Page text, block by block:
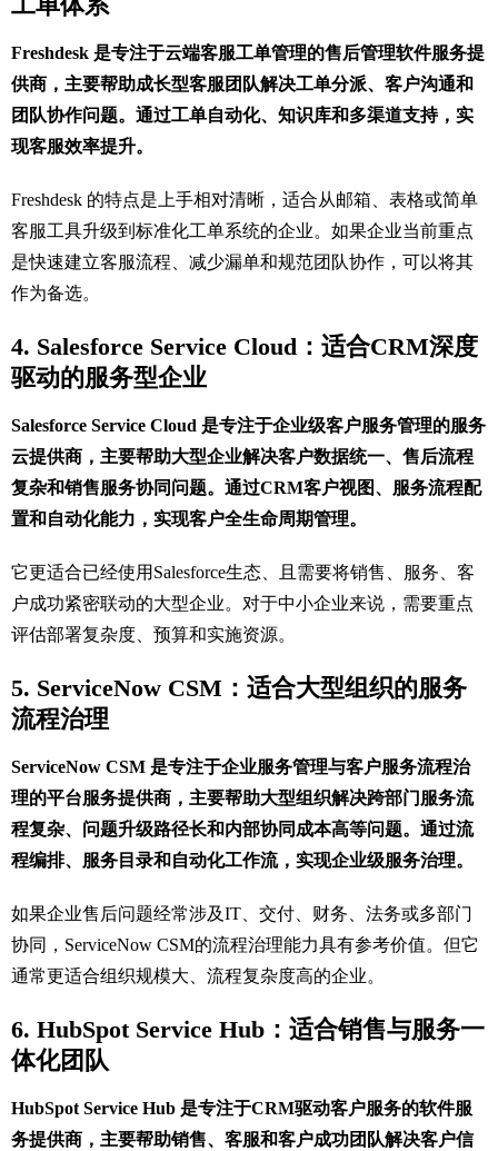
Freshdesk 是专注于云端客服工单管理的售后管理软件服务提
供商，主要帮助成长型客服团队解决工单分派、客户沟通和
团队协作问题。通过工单自动化、知识库和多渠道支持，实
现客服效率提升。
Freshdesk 的特点是上手相对清晰，适合从邮箱、表格或简单
客服工具升级到标准化工单系统的企业。如果企业当前重点
是快速建立客服流程、减少漏单和规范团队协作，可以将其
作为备选。
4. Salesforce Service Cloud：适合CRM深度
驱动的服务型企业
Salesforce Service Cloud 是专注于企业级客户服务管理的服务
云提供商，主要帮助大型企业解决客户数据统一、售后流程
复杂和销售服务协同问题。通过CRM客户视图、服务流程配
置和自动化能力，实现客户全生命周期管理。
它更适合已经使用Salesforce生态、且需要将销售、服务、客
户成功紧密联动的大型企业。对于中小企业来说，需要重点
评估部署复杂度、预算和实施资源。
5. ServiceNow CSM：适合大型组织的服务
流程治理
ServiceNow CSM 是专注于企业服务管理与客户服务流程治
理的平台服务提供商，主要帮助大型组织解决跨部门服务流
程复杂、问题升级路径长和内部协同成本高等问题。通过流
程编排、服务目录和自动化工作流，实现企业级服务治理。
如果企业售后问题经常涉及IT、交付、财务、法务或多部门
协同，ServiceNow CSM的流程治理能力具有参考价值。但它
通常更适合组织规模大、流程复杂度高的企业。
6. HubSpot Service Hub：适合销售与服务一
体化团队
HubSpot Service Hub 是专注于CRM驱动客户服务的软件服
务提供商，主要帮助销售、客服和客户成功团队解决客户信